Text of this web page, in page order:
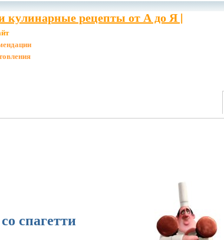
рецепты от А до Я |
спагетти